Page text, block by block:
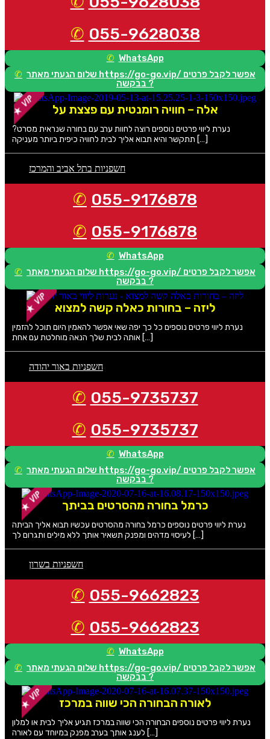
055-9628038
WhatsApp
שלום הגעתי מאתר https://go-go.vip/ אפשר לקבל פרטים
בבקשה ?
אלה – חוויה רומנטית עם פצצת על
נערת ליווי פרטים נוספים רוצה לחוות ערב עם בחורה שנראית מסרט?
תתקשר והיא תבוא אליך לבית לחוויה כיפית ביותר מעניקה […]
חשפניות בתל אביב והמרכז
055-9176878
055-9176878
WhatsApp
שלום הגעתי מאתר https://go-go.vip/ אפשר לקבל פרטים
בבקשה ?
ליזה – בחורות כאלה קשה למצוא
נערת ליווי פרטים נוספים כל כך יפה שאי אפשר להאמין היום תוכל להזמין
אותה לבית שלך הנאה מוחלטת עם אחת […]
חשפניות באור יהודה
055-9735737
055-9735737
WhatsApp
שלום הגעתי מאתר https://go-go.vip/ אפשר לקבל פרטים
בבקשה ?
כרמל בחורה מהסרטים בביתך
נערת ליווי פרטים נוספים כרמל בחורה מהסרטים עכשיו תבוא אליך הביתה
לעיסוי מדהים ומפנק תשאיר אותך ללא מילים ותגרום לך […]
חשפניות בשרון
055-9662823
055-9662823
WhatsApp
שלום הגעתי מאתר https://go-go.vip/ אפשר לקבל פרטים
בבקשה ?
לאורה הבחורה הכי שווה במרכז
נערת ליווי פרטים נוספים הבחורה הכי שווה במרכז תגיע אליך לבית או למלון
לענג אותך בערב מפנק במיוחד עם לאורה […]